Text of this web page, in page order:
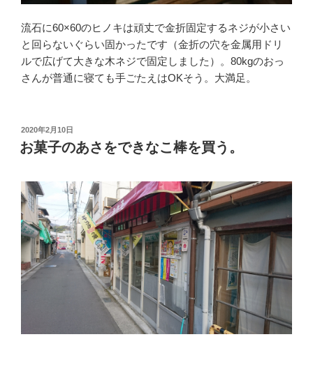
流石に60×60のヒノキは頑丈で金折固定するネジが小さい
と回らないぐらい固かったです（金折の穴を金属用ドリ
ルで広げて大きな木ネジで固定しました）。80kgのおっ
さんが普通に寝ても手ごたえはOKそう。大満足。
投
稿
日:
2020年2月10日
お菓子のあさをできなこ棒を買う。